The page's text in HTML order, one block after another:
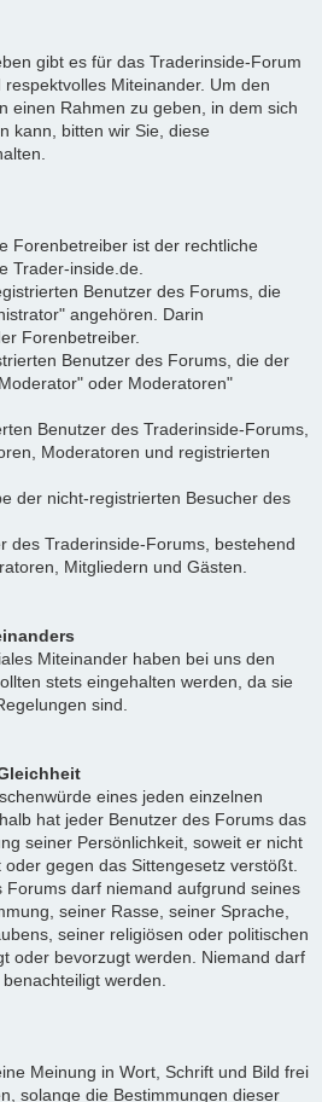
gibt es für das Traderinside-Forum
Miteinander. Um den
einen Rahmen zu geben, in dem sich
kann, bitten wir Sie, diese
Forenbetreiber ist der rechtliche
inside.de.
Benutzer des Forums, die
angehören. Darin
Forenbetreiber.
Benutzer des Forums, die der
oder Moderatoren"
Benutzer des Traderinside-Forums,
Moderatoren und registrierten
der nicht-registrierten Besucher des
des Traderinside-Forums, bestehend
Mitgliedern und Gästen.
Miteinander haben bei uns den
stets eingehalten werden, da sie
sind.
eines jeden einzelnen
hat jeder Benutzer des Forums das
seiner Persönlichkeit, soweit er nicht
gegen das Sittengesetz verstößt.
Forums darf niemand aufgrund seines
seiner Rasse, seiner Sprache,
seiner religiösen oder politischen
oder bevorzugt werden. Niemand darf
werden.
Meinung in Wort, Schrift und Bild frei
solange die Bestimmungen dieser